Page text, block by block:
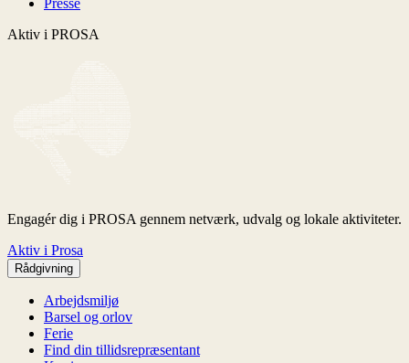
Presse
Aktiv i PROSA
Engagér dig i PROSA gennem netværk, udvalg og lokale aktiviteter.
Aktiv i Prosa
Rådgivning
Arbejdsmiljø
Barsel og orlov
Ferie
Find din tillidsrepræsentant